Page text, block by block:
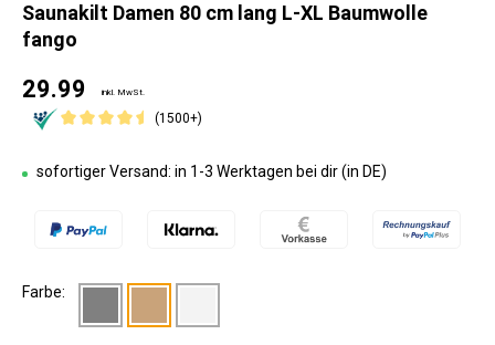
Saunakilt Damen 80 cm lang L-XL Baumwolle
fango
29.99 inkl. MwSt.
(1500+)
sofortiger Versand: in 1-3 Werktagen bei dir (in DE)
Farbe: